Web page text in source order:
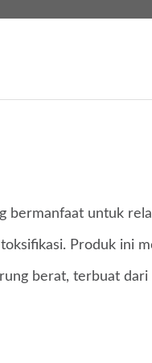
bermanfaat untuk
Produk ini
berat, terbuat dari